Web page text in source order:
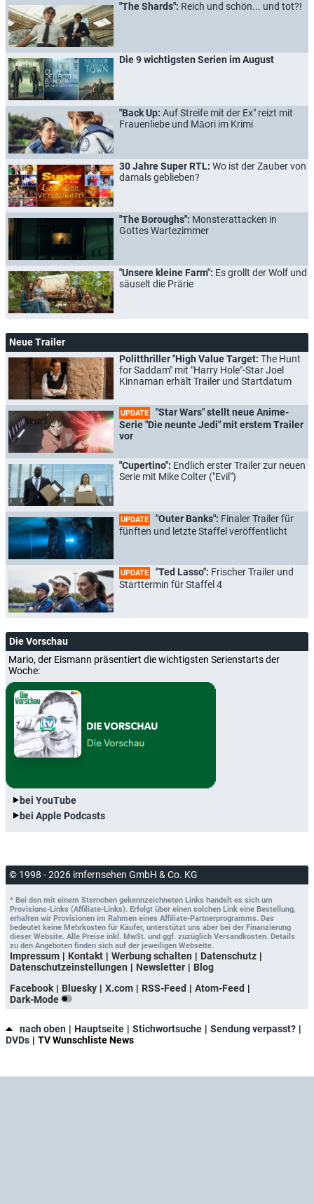
"The Shards": Reich und schön... und tot?!
Die 9 wichtigsten Serien im August
"Back Up: Auf Streife mit der Ex" reizt mit
Frauenliebe und Māori im Krimi
30 Jahre Super RTL: Wo ist der Zauber von
damals geblieben?
"The Boroughs": Monsterattacken in
Gottes Wartezimmer
"Unsere kleine Farm": Es grollt der Wolf und
säuselt die Prärie
Neue Trailer
Politthriller "High Value Target: The Hunt
for Saddam" mit "Harry Hole"-Star Joel
Kinnaman erhält Trailer und Startdatum
UPDATE
"Star Wars" stellt neue Anime-
Serie "Die neunte Jedi" mit erstem Trailer
vor
"Cupertino": Endlich erster Trailer zur neuen
Serie mit Mike Colter ("Evil")
UPDATE "Outer Banks": Finaler Trailer für
fünften und letzte Staffel veröffentlicht
UPDATE "Ted Lasso": Frischer Trailer und
Starttermin für Staffel 4
Die Vorschau
Mario, der Eismann präsentiert die wichtigsten Serienstarts der
Woche:
bei YouTube
bei Apple Podcasts
© 1998 - 2026 imfernsehen GmbH & Co. KG
* Bei den mit einem Sternchen gekennzeichneten Links handelt es sich um
Provisions-Links (Affiliate-Links). Erfolgt über einen solchen Link eine Bestellung,
erhalten wir Provisionen im Rahmen eines Affiliate-Partnerprogramms. Das
bedeutet keine Mehrkosten für Käufer, unterstützt uns aber bei der Finanzierung
dieser Website. Alle Preise inkl. MwSt. und ggf. zuzüglich Versandkosten. Details
zu den Angeboten finden sich auf der jeweiligen Webseite.
Impressum Kontakt Werbung schalten
Datenschutz
Datenschutzeinstellungen
Newsletter
Blog
Facebook
Bluesky X.com RSS-Feed
Atom-Feed
Dark-Mode
nach oben Hauptseite Stichwortsuche
Sendung verpasst?
DVDs
TV Wunschliste News